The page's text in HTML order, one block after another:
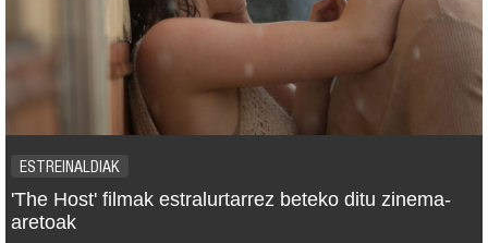
ESTREINALDIAK
'The Host' filmak estralurtarrez beteko ditu zinema-
aretoak